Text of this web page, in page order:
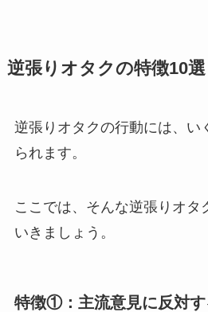
逆張りオタクの特徴10選
逆張りオタクの行動には、い
られます。
ここでは、そんな逆張りオタ
いきましょう。
特徴①：主流意見に反対す